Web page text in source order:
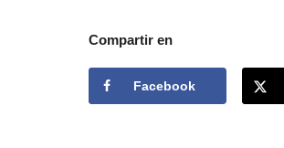
Compartir en
Facebook